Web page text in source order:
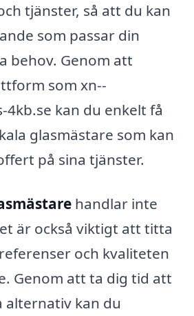
tjänster, så att du kan
som passar din
behov. Genom att
som xn--
4kb.se kan du enkelt få
glasmästare som kan
på sina tjänster.
handlar inte
är också viktigt att titta
och kvaliteten
Genom att ta dig tid att
alternativ kan du